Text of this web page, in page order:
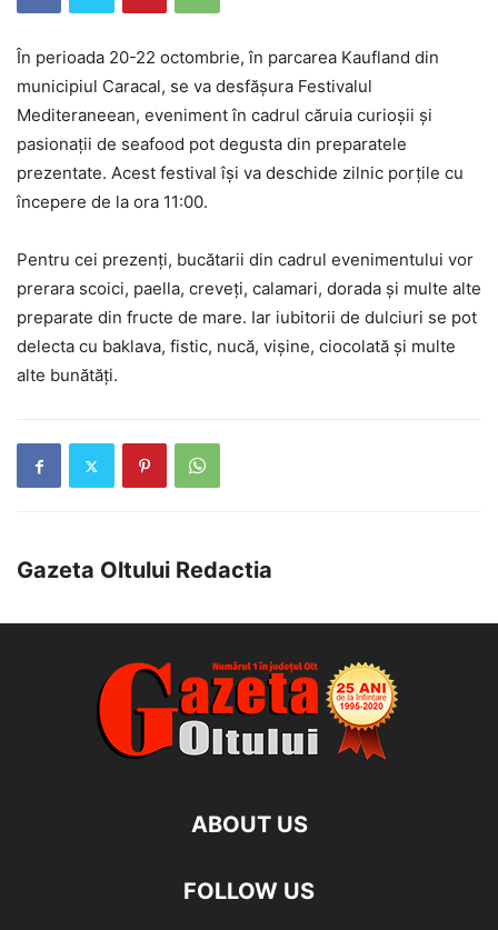
În perioada 20-22 octombrie, în parcarea Kaufland din
municipiul Caracal, se va desfășura Festivalul
Mediteraneean, eveniment în cadrul căruia curioșii și
pasionații de seafood pot degusta din preparatele
prezentate. Acest festival își va deschide zilnic porțile cu
începere de la ora 11:00.
Pentru cei prezenți, bucătarii din cadrul evenimentului vor
prerara scoici, paella, creveți, calamari, dorada și multe alte
preparate din fructe de mare. Iar iubitorii de dulciuri se pot
delecta cu baklava, fistic, nucă, vișine, ciocolată și multe
alte bunătăți.
Gazeta Oltului Redactia
ABOUT US
FOLLOW US